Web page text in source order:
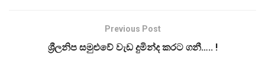
Previous Post
ශ්‍රීලනිප සමුළුවේ වැඩ දුමින්ද කරට ගනී….. !